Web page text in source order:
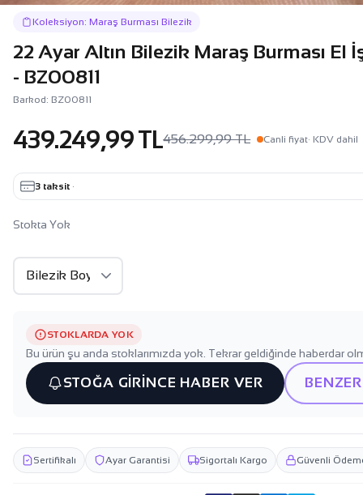
Koleksiyon: Maraş Burması Bilezik
22 Ayar Altın Bilezik Maraş Burması El
- BZ00811
Barkod: BZ00811
439.249,99 TL456.299,99 TL Canli fiyat· KDV dahil
3 taksit ·
Stokta Yok
STOKLARDA YOK
Bu ürün şu anda stoklarımızda yok. Tekrar geldiğinde haberdar
STOĞA GİRİNCE HABER VER
Sertifikalı Ayar Garantisi Sigortalı Kargo Güvenli